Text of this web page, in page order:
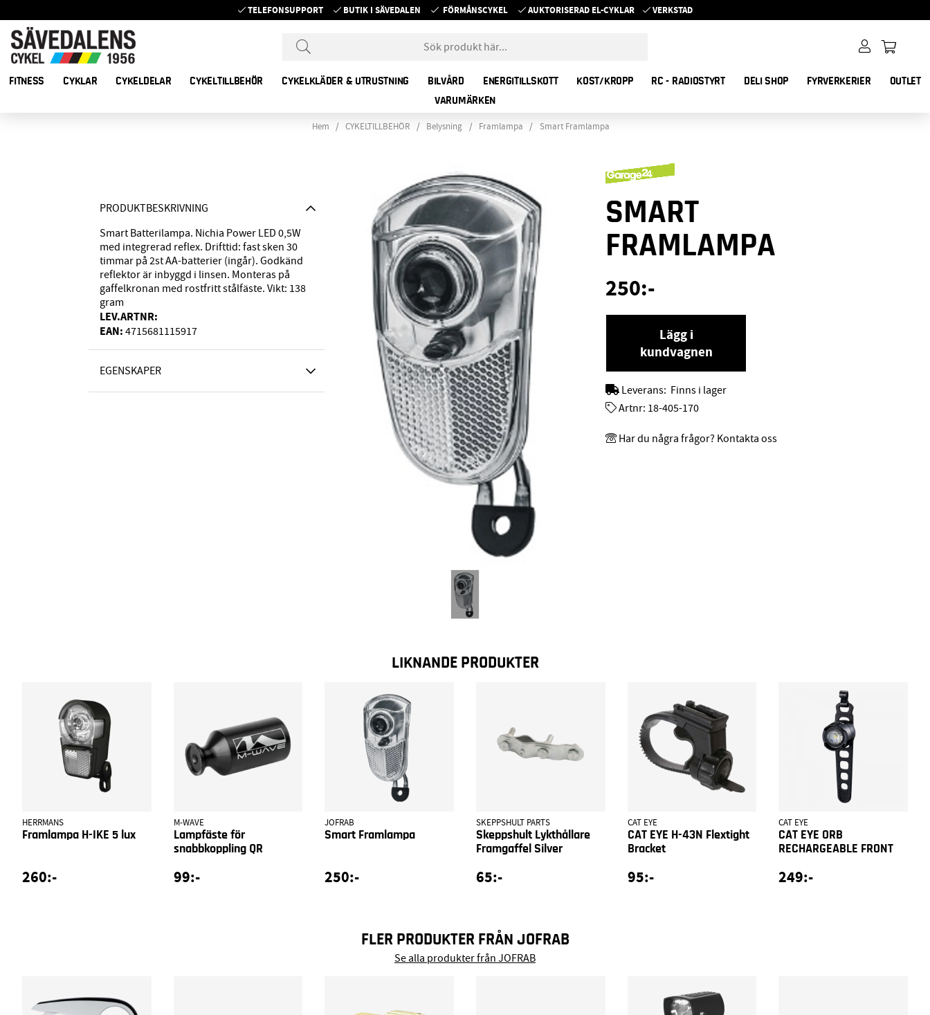
TELEFONSUPPORT BUTIK I SÄVEDALEN FÖRMÅNSCYKEL AUKTORISERAD EL-CYKLAR VERKSTAD
FITNESS CYKLAR CYKELDELAR CYKELTILLBEHÖR CYKELKLÄDER & UTRUSTNING BILVÅRD ENERGITILLSKOTT KOST/KROPP RC - RADIOSTYRT DELI SHOP FYRVERKERIER
OUTLET
VARUMÄRKEN
Hem CYKELTILLBEHÖR Belysning Framlampa Smart Framlampa
PRODUKTBESKRIVNING
Smart Batterilampa. Nichia Power LED 0,5W
med integrerad reflex. Drifttid: fast sken 30
timmar på 2st AA-batterier (ingår). Godkänd
reflektor är inbyggd i linsen. Monteras på
gaffelkronan med rostfritt stålfäste. Vikt: 138
gram
LEV.ARTNR:
EAN: 4715681115917
EGENSKAPER
SMART
FRAMLAMPA
250:-
Lägg i
kundvagnen
Leverans: Finns i lager
Artnr: 18-405-170
Har du några frågor? Kontakta oss
LIKNANDE PRODUKTER
HERRMANS
Framlampa H-IKE 5 lux
260:-
M-WAVE
Lampfäste för
snabbkoppling QR
99:-
JOFRAB
Smart Framlampa
250:-
SKEPPSHULT PARTS
Skeppshult Lykthållare
Framgaffel Silver
65:-
CAT EYE
CAT EYE H-43N Flextight
Bracket
95:-
CAT EYE
CAT EYE ORB
RECHARGEABLE FRONT
249:-
FLER PRODUKTER FRÅN JOFRAB
Se alla produkter från JOFRAB